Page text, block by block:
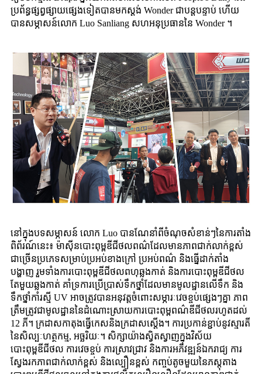
ប្រព័ន្ធផ្សព្វផ្សាយផ្សេងទៀតបានមកស្តង់ Wonder ជាបន្តបន្ទាប់ ហើយ
បានសម្ភាសន៍លោក Luo Sanliang សហអនុប្រធាននៃ Wonder ។
នៅក្នុងបទសម្ភាសន៍ លោក Luo បានណែនាំពីចំណុចសំខាន់ៗនៃការតាំង
ពិព័រណ៍នេះ៖ ម៉ាស៊ីនបោះពុម្ពឌីជីថលពណ៌ដែលមានភាពជាក់លាក់ខ្ពស់
ជាច្រើនប្រភេទសម្រាប់ប្រអប់ខាងក្រៅ ប្រអប់ពណ៌ និងធ្នើដាក់តាំង
បង្ហាញ រួមទាំងការបោះពុម្ពឌីជីថលពហុឆ្លងកាត់ និងការបោះពុម្ពឌីជីថល
តែមួយឆ្លងកាត់ គាំទ្រការប្រើប្រាស់ទឹកថ្នាំដែលមានមូលដ្ឋានលើទឹក និង
ទឹកថ្នាំកាំរស្មី UV អាចត្រូវបានអនុវត្តចំពោះសម្ភារៈវេចខ្ចប់ផ្សេងៗគ្នា ភាព
ត្រឹមត្រូវជាមូលដ្ឋាននៃដំណោះស្រាយការបោះពុម្ពពណ៌ឌីជីថលរហូតដល់
12 ភី។ ក្រដាសកាតុងធ្វើកេសនិងក្រដាសស្តើង។ ការប្រកាន់ខ្ជាប់នូវស្មារតី
នៃសិល្បៈហត្ថកម្ម, អច្ឆរិយៈ។ សិក្សាយ៉ាងស្វិតស្វាញក្នុងវិស័យ
បោះពុម្ពឌីជីថល ការវេចខ្ចប់ ការស្រាវជ្រាវ និងការអភិវឌ្ឍន៍ឯករាជ្យ ការ
ស្វែងរកភាពជាក់លាក់ខ្ពស់ និងល្បឿនខ្ពស់ កញ្ចប់តូចមួយនៃភស្តុតាង